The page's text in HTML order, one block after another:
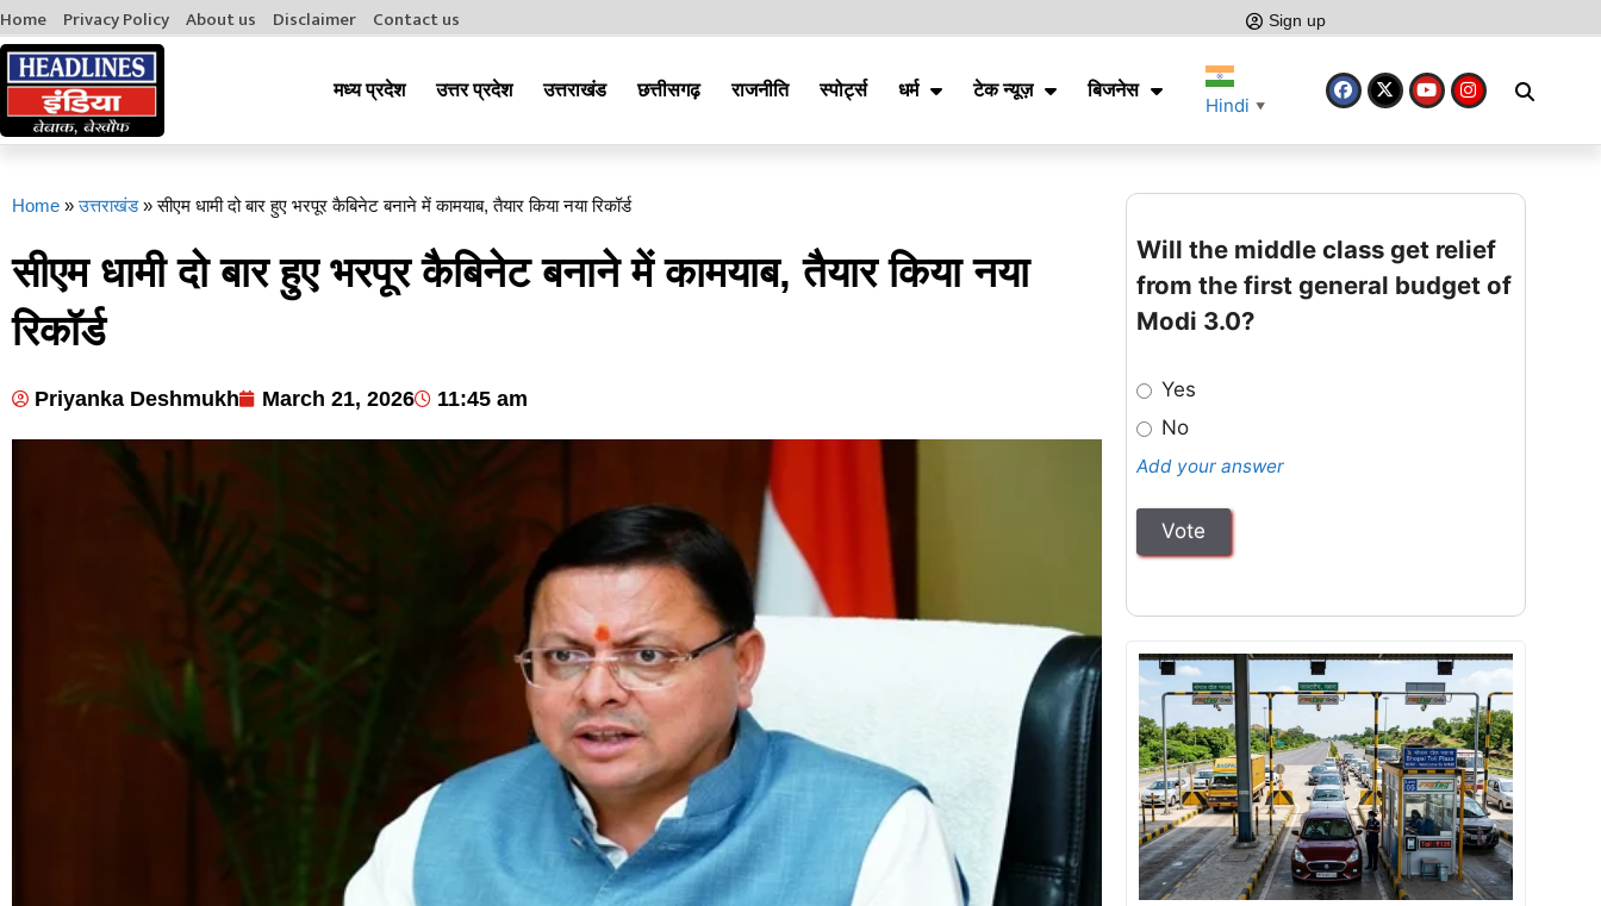
Home Privacy Policy About us Disclaimer Contact us Sign up
मध्य प्रदेश उत्तर प्रदेश उत्तराखंड छत्तीसगढ़ राजनीति स्पोर्ट्स धर्म टेक न्यूज़ बिजनेस
Hindi ▼
Home » उत्तराखंड »सीएम धामी दो बार हुए भरपूर कैबिनेट बनाने में कामयाब, तैयार किया नया रिकॉर्ड
सीएम धामी दो बार हुए भरपूर कैबिनेट बनाने में कामयाब, तैयार किया नया
रिकॉर्ड
Priyanka Deshmukh March 21, 2026 11:45 am
Will the middle class get relief
from the first general budget of
Modi 3.0?
Yes
No
Add your answer